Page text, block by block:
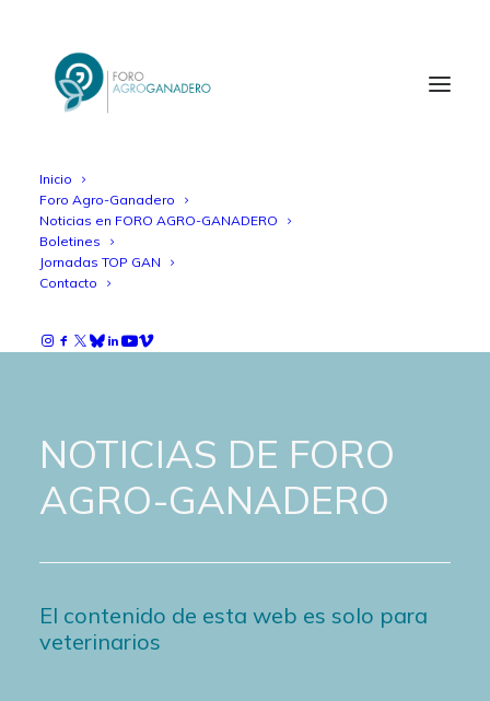
Inicio
Foro Agro-Ganadero
Noticias en FORO AGRO-GANADERO
Boletines
Jornadas TOP GAN
Contacto
NOTICIAS DE FORO
AGRO-GANADERO
El contenido de esta web es solo para
veterinarios